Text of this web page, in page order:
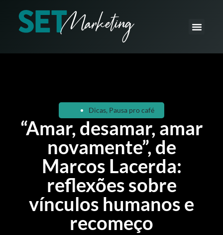
Dicas, Pausa pro café
“Amar, desamar, amar
novamente”, de
Marcos Lacerda:
reflexões sobre
vínculos humanos e
recomeço